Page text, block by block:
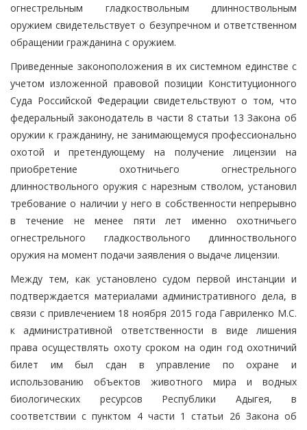
огнестрельным гладкоствольным длинноствольным
оружием свидетельствует о безупречном и ответственном
обращении гражданина с оружием.
Приведенные законоположения в их системном единстве с
учетом изложенной правовой позиции Конституционного
Суда Российской Федерации свидетельствуют о том, что
федеральный законодатель в части 8 статьи 13 Закона об
оружии к гражданину, не занимающемуся профессионально
охотой и претендующему на получение лицензии на
приобретение охотничьего огнестрельного
длинноствольного оружия с нарезным стволом, установил
требование о наличии у него в собственности непрерывно
в течение не менее пяти лет именно охотничьего
огнестрельного гладкоствольного длинноствольного
оружия на момент подачи заявления о выдаче лицензии.
Между тем, как установлено судом первой инстанции и
подтверждается материалами административного дела, в
связи с привлечением 18 ноября 2015 года Гавриленко М.С.
к административной ответственности в виде лишения
права осуществлять охоту сроком на один год охотничий
билет им был сдан в управление по охране и
использованию объектов животного мира и водных
биологических ресурсов Республики Адыгея, в
соответствии с пунктом 4 части 1 статьи 26 Закона об